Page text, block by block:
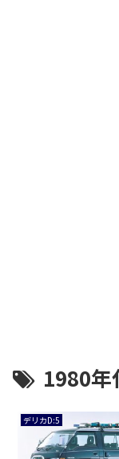
1980年
デリカD:5